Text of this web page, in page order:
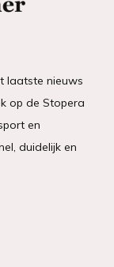
laatste nieuws
op de Stopera
en
duidelijk en